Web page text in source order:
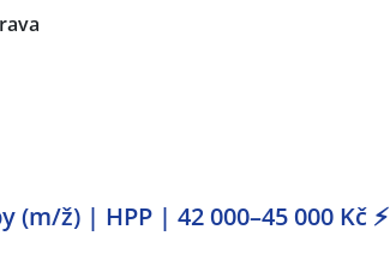
ž) | HPP | 42 000–45 000 Kč ⚡